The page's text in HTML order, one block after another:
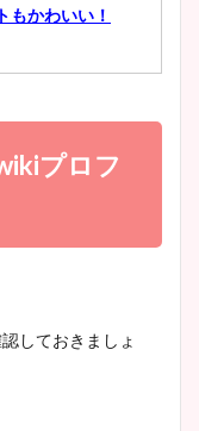
脚や水着姿に年齢も
グアナのニット画像
アナのメガネ画像が
トもかわいい！
子のカップ画像まと
美脚でニット衣装も
かわいい！
ロフもチェック！
プロフ
しておきましょ